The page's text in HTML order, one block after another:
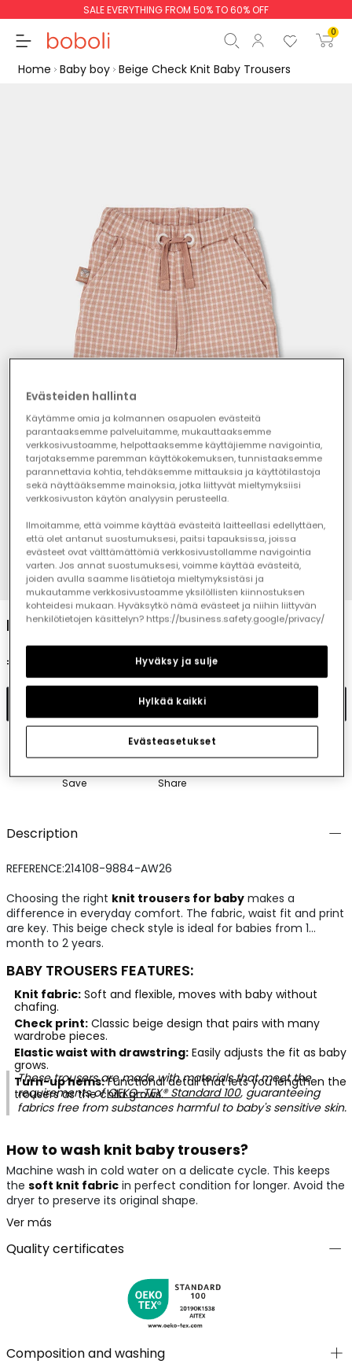
SALE EVERYTHING FROM 50% TO 60% OFF
0
Continue Start order
Home Baby boy Beige Check Knit Baby Trousers
1 2 3 4
Beige Check Knit Baby Trousers
€27.95
Add to cart
Save Share
Description
REFERENCE:214108-9884-AW26
Choosing the right knit trousers for babymakes a
difference in everyday comfort. The fabric, waist fit and print
are key. This beige check style is ideal for babies from 1
month to 2 years.
BABY TROUSERS FEATURES:
Knit fabric:Soft and flexible, moves with baby without
chafing.
Check print:Classic beige design that pairs with many
wardrobe pieces.
Elastic waist with drawstring:Easily adjusts the fit as baby
grows.
Turn-up hems:Functional detail that lets you lengthen the
trousers as the child grows.
These trousers are made with materials that meet the
requirements ofOEKO-TEX® Standard 100, guaranteeing
fabrics free from substances harmful to baby's sensitive skin.
How to wash knit baby trousers?
Machine wash in cold water on a delicate cycle. This keeps
the soft knit fabricin perfect condition for longer. Avoid the
dryer to preserve its original shape.
Ver más
Quality certificates
Composition and washing
Evästeiden hallinta
Käytämme omia ja kolmannen osapuolen evästeitä
parantaaksemme palveluitamme, mukauttaaksemme
verkkosivustoamme, helpottaaksemme käyttäjiemme navigointia,
tarjotaksemme paremman käyttökokemuksen, tunnistaaksemme
parannettavia kohtia, tehdäksemme mittauksia ja käyttötilastoja
sekä näyttääksemme mainoksia, jotka liittyvät mieltymyksiisi
verkkosivuston käytön analyysin perusteella.
Ilmoitamme, että voimme käyttää evästeitä laitteellasi edellyttäen,
että olet antanut suostumuksesi, paitsi tapauksissa, joissa
evästeet ovat välttämättömiä verkkosivustollamme navigointia
varten. Jos annat suostumuksesi, voimme käyttää evästeitä,
joiden avulla saamme lisätietoja mieltymyksistäsi ja
mukautamme verkkosivustoamme yksilöllisten kiinnostuksen
kohteidesi mukaan. Hyväksytkö nämä evästeet ja niihin liittyvän
henkilötietojen käsittelyn? https://business.safety.google/privacy/
Evästeasetukset
Hylkää kaikki
Hyväksy ja sulje